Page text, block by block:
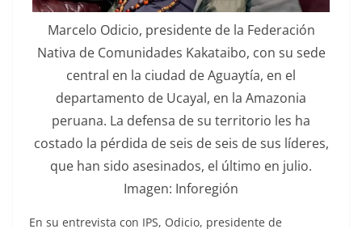
Marcelo Odicio, presidente de la Federación
Nativa de Comunidades Kakataibo, con su sede
central en la ciudad de Aguaytía, en el
departamento de Ucayal, en la Amazonia
peruana. La defensa de su territorio les ha
costado la pérdida de seis de seis de sus líderes,
que han sido asesinados, el último en julio.
Imagen: Inforegión
En su entrevista con IPS, Odicio, presidente de